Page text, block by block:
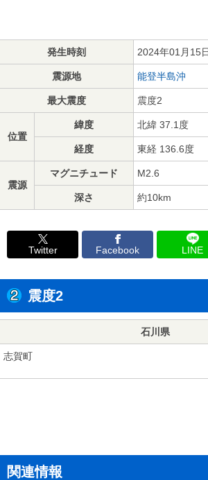
発生時刻 2024年01月15
震源地 能登半島沖
最大震度 震度2
位置
緯度 北緯 37.1度
経度 東経 136.6度
震源
マグニチュード M2.6
深さ 約10km
Twitter Facebook LINE
震度2
石川県
志賀町
関連情報